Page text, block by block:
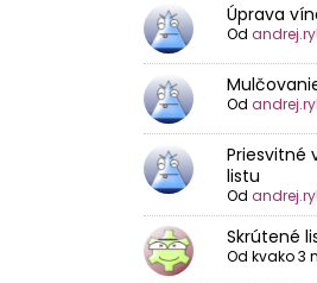
Úprava
Od
Od
Priesvitné
listu
Od
Skrútené
Odkvako 3